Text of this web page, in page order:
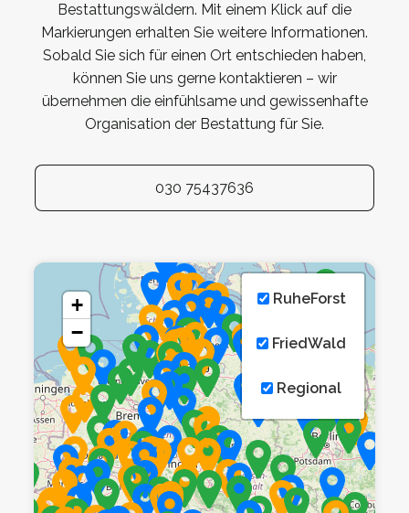
Bestattungswäldern. Mit einem Klick auf die
Markierungen erhalten Sie weitere Informationen.
Sobald Sie sich für einen Ort entschieden haben,
können Sie uns gerne kontaktieren – wir
übernehmen die einfühlsame und gewissenhafte
Organisation der Bestattung für Sie.
030 75437636
+
−
RuheForst
FriedWald
Regional